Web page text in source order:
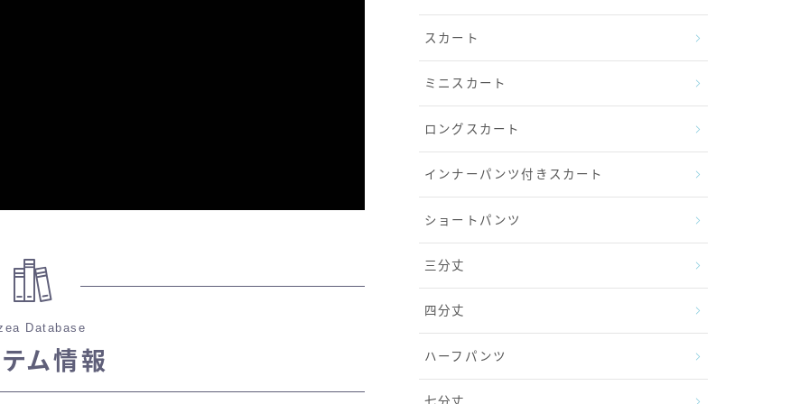
極シタデル・ボズヤ追憶戦
Database
ム情報
スカート
ミニスカート
ロングスカート
インナーパンツ付きスカート
ショートパンツ
三分丈
四分丈
ハーフパンツ